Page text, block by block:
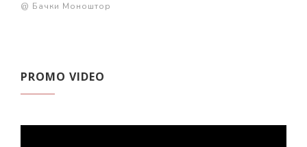
@ Бачки Моноштор
PROMO VIDEO